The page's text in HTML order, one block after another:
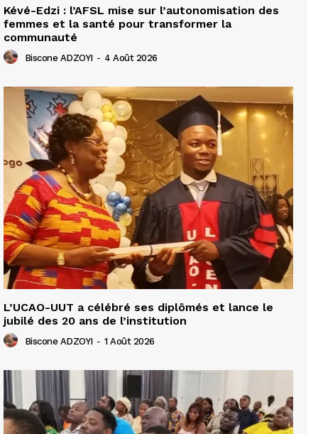
Kévé-Edzi : l’AFSL mise sur l’autonomisation des
femmes et la santé pour transformer la
communauté
Biscone ADZOYI - 4 Août 2026
L’UCAO-UUT a célébré ses diplômés et lance le
jubilé des 20 ans de l’institution
Biscone ADZOYI - 1 Août 2026